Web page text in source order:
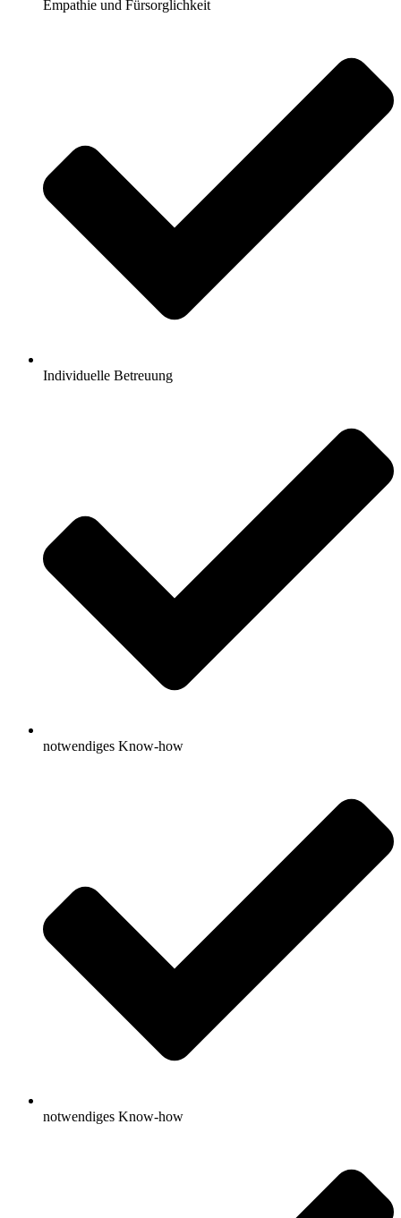
Empathie und Fürsorglichkeit
Individuelle Betreuung
notwendiges Know-how
notwendiges Know-how